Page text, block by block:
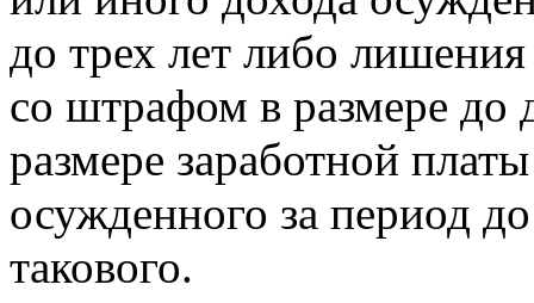
до трех лет либо
со штрафом в размере до
размере заработной
осужденного за период
такового.